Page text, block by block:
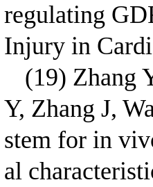
regulating
Injury in
(19) Zhang
Y, Zhang J,
stem for in
al